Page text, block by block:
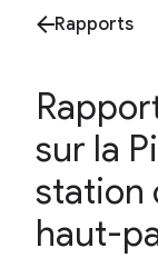
Rapports
sur la
station
haut-